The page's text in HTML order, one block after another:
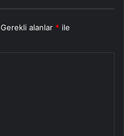
Gerekli alanlar * ile